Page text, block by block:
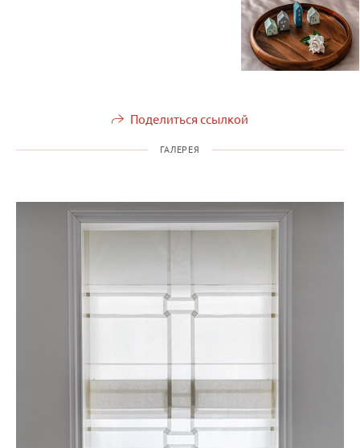
Поделиться ссылкой
ГАЛЕРЕЯ